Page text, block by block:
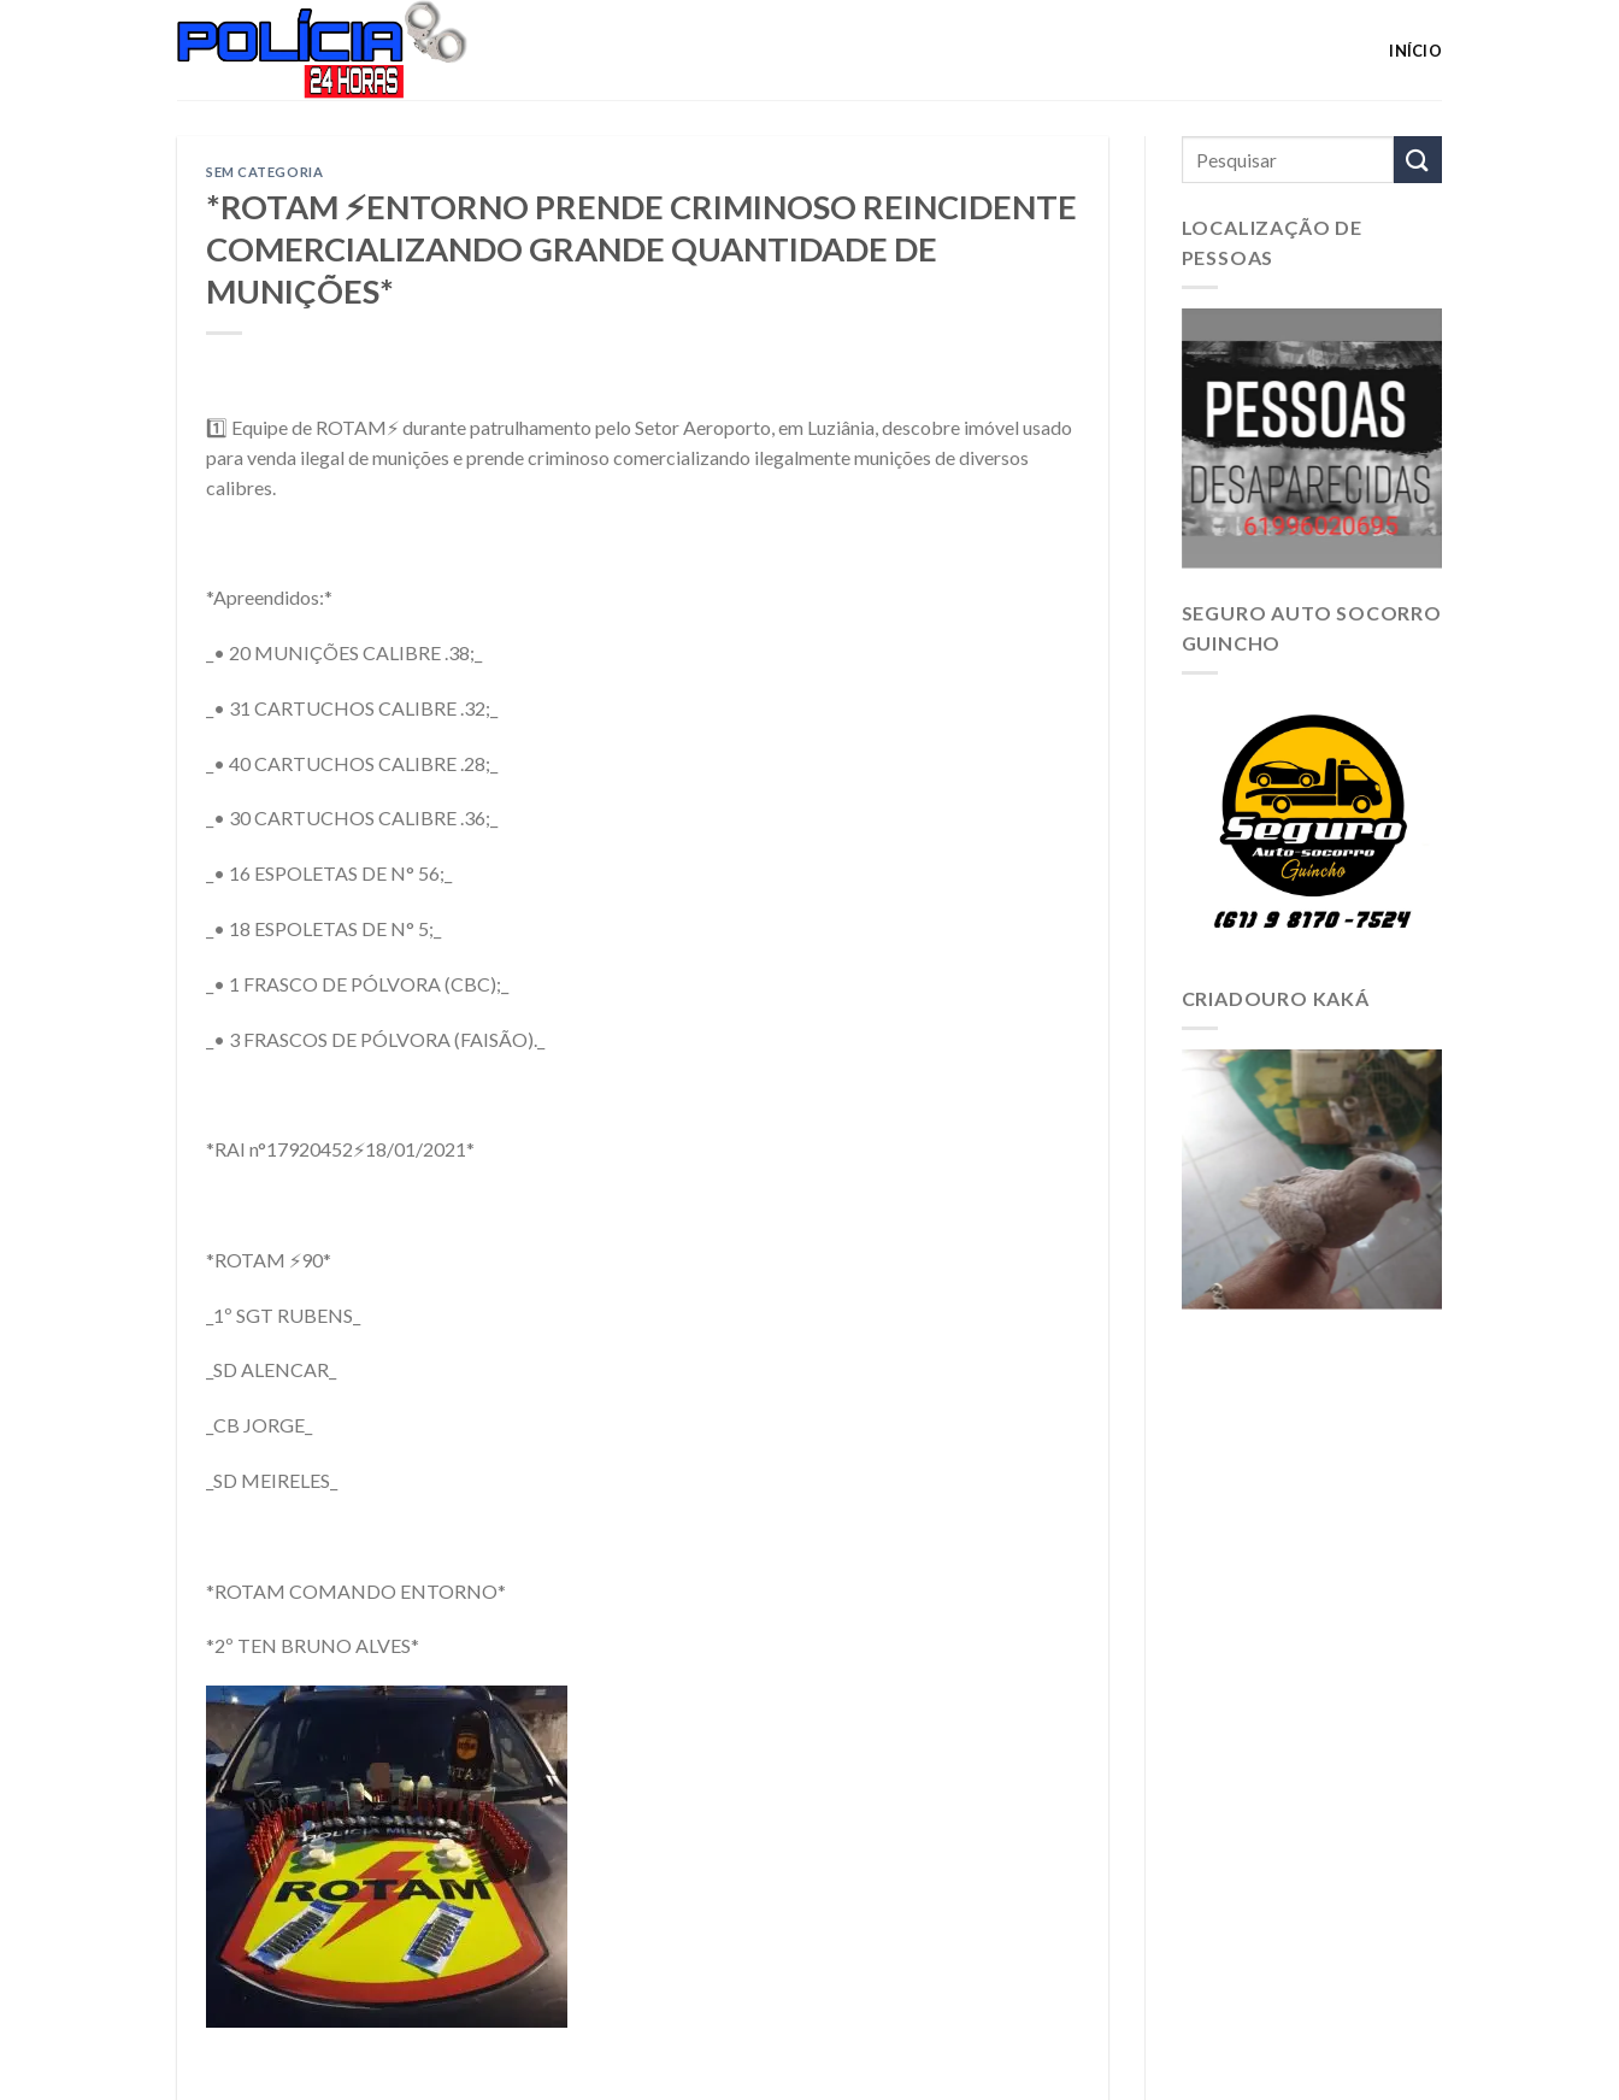
INÍCIO
SEM CATEGORIA
*ROTAM ⚡ENTORNO PRENDE CRIMINOSO REINCIDENTE
COMERCIALIZANDO GRANDE QUANTIDADE DE
MUNIÇÕES*
1️⃣ Equipe de ROTAM⚡ durante patrulhamento pelo Setor Aeroporto, em Luziânia, descobre imóvel usado
para venda ilegal de munições e prende criminoso comercializando ilegalmente munições de diversos
calibres.
*Apreendidos:*
_• 20 MUNIÇÕES CALIBRE .38;_
_• 31 CARTUCHOS CALIBRE .32;_
_• 40 CARTUCHOS CALIBRE .28;_
_• 30 CARTUCHOS CALIBRE .36;_
_• 16 ESPOLETAS DE N° 56;_
_• 18 ESPOLETAS DE N° 5;_
_• 1 FRASCO DE PÓLVORA (CBC);_
_• 3 FRASCOS DE PÓLVORA (FAISÃO)._
*RAI n°17920452⚡18/01/2021*
*ROTAM ⚡90*
_1º SGT RUBENS_
_SD ALENCAR_
_CB JORGE_
_SD MEIRELES_
*ROTAM COMANDO ENTORNO*
*2º TEN BRUNO ALVES*
LOCALIZAÇÃO DE
PESSOAS
SEGURO AUTO SOCORRO
GUINCHO
CRIADOURO KAKÁ